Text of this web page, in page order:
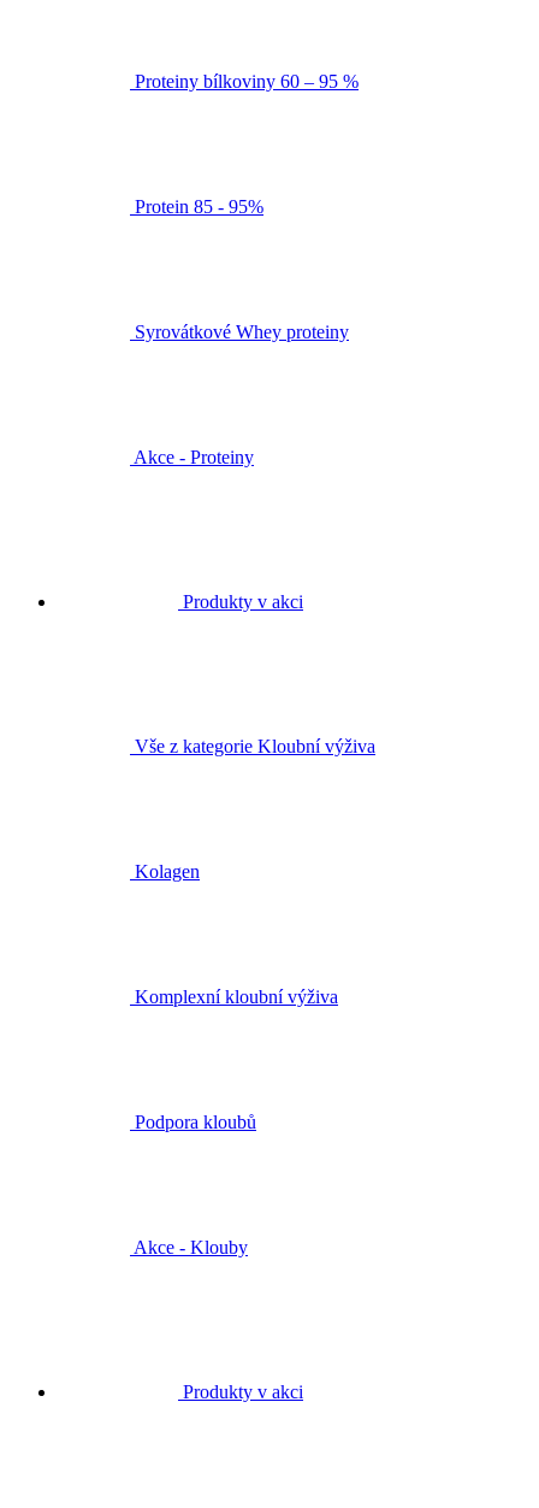
Proteiny bílkoviny 60 – 95 %
Protein 85 - 95%
Syrovátkové Whey proteiny
Akce - Proteiny
Produkty v akci
Vše z kategorie Kloubní výživa
Kolagen
Komplexní kloubní výživa
Podpora kloubů
Akce - Klouby
Produkty v akci